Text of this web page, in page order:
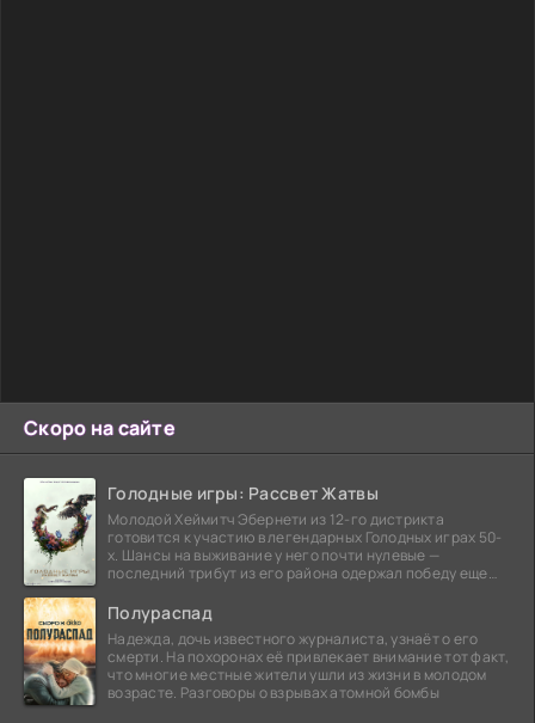
Скоро на сайте
Голодные игры: Рассвет Жатвы
Молодой Хеймитч Эбернети из 12-го дистрикта
готовится к участию в легендарных Голодных играх 50-
х. Шансы на выживание у него почти нулевые —
последний трибут из его района одержал победу еще
Полураспад
Надежда, дочь известного журналиста, узнаёт о его
смерти. На похоронах её привлекает внимание тот факт,
что многие местные жители ушли из жизни в молодом
возрасте. Разговоры о взрывах атомной бомбы